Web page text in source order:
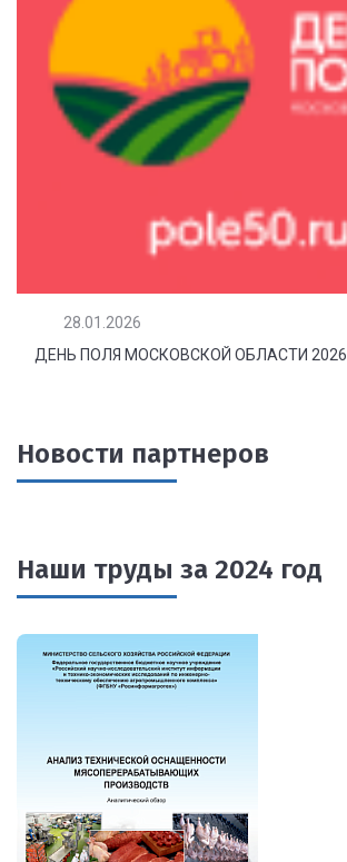
28.01.2026
ДЕНЬ ПОЛЯ МОСКОВСКОЙ ОБЛАСТИ 2026
Новости партнеров
Наши труды за 2024 год